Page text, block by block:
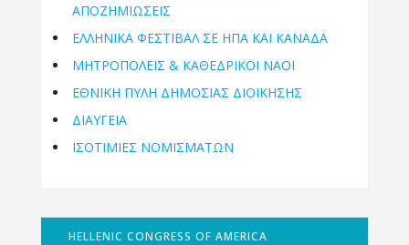
ΑΠΟΖΗΜΙΩΣΕΙΣ
ΕΛΛΗΝΙΚΆ ΦΕΣΤΙΒΆΛ ΣΕ ΗΠΑ ΚΑΙ ΚΑΝΑΔΑ
ΜΗΤΡΟΠΌΛΕΙΣ & ΚΑΘΕΔΡΙΚΟΊ ΝΑΟΊ
ΕΘΝΙΚΉ ΠΎΛΗ ΔΗΜΌΣΙΑΣ ΔΙΟΊΚΗΣΗΣ
ΔΙΑΥΓΕΙΑ
ΙΣΟΤΙΜΙΕΣ ΝΟΜΙΣΜΑΤΩΝ
HELLENIC CONGRESS OF AMERICA